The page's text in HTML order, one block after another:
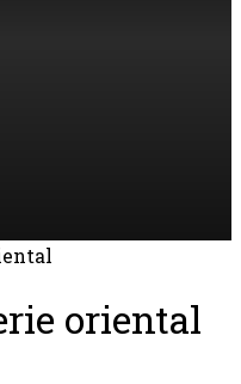
oriental